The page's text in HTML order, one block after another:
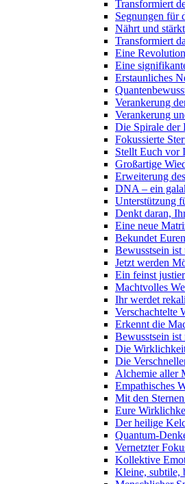
Transformiert
Segnungen für
Nährt und
Transformiert
Eine
Eine
Erstaunliches
Verankerung
Verankerung
Die Spirale der
Fokussierte
Stellt Euch vor
Großartige
Erweiterung
DNA – ein
Unterstützung
Denkt daran,
Eine neue
Bekundet
Bewusstsein
Jetzt werden
Ein feinst
Machtvolles
Ihr werdet
Verschachtelte
Erkennt die
Bewusstsein
Die
Die
Alchemie aller
Empathisches
Mit den
Eure
Der heilige
Quantum-
Vernetzter
Kollektive
Kleine, subtile,